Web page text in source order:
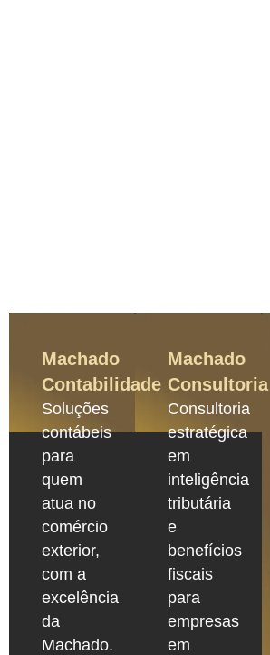
Machado
Contabilidade
Soluções
contábeis
para
quem
atua no
comércio
exterior,
com a
excelência
da
Machado.
Machado
Consultoria
Consultoria
estratégica
em
inteligência
tributária
e
benefícios
fiscais
para
empresas
em